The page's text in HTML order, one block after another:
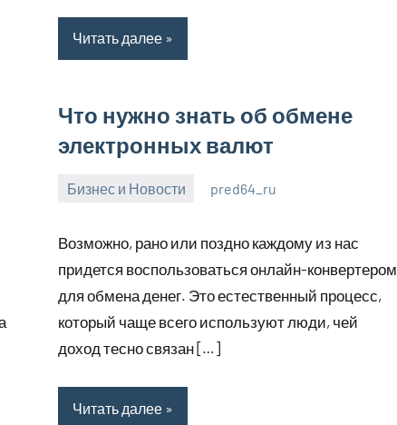
Читать далее
Что нужно знать об обмене
электронных валют
Бизнес и Новости
2023
pred64_ru
Возможно, рано или поздно каждому из нас
придется воспользоваться онлайн-конвертером
для обмена денег. Это естественный процесс,
который чаще всего используют люди, чей
доход тесно связан […]
Читать далее